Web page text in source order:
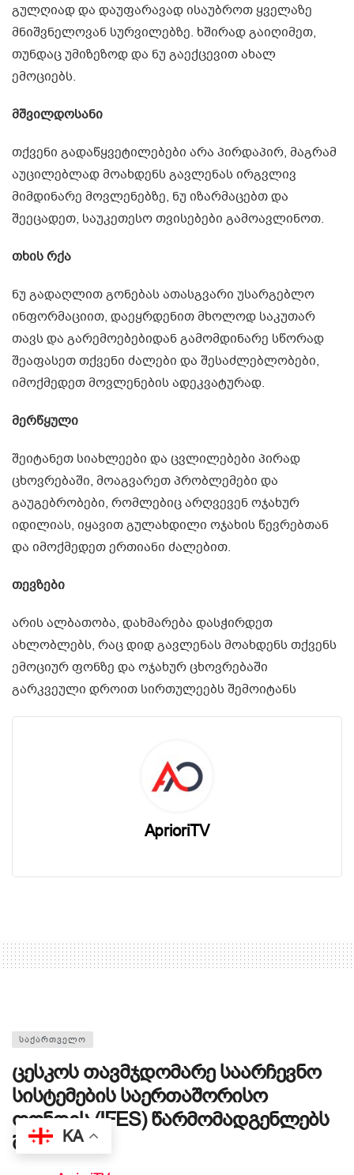
გულღიად და დაუფარავად ისაუბროთ ყველაზე
მნიშვნელოვან სურვილებზე. ხშირად გაიღიმეთ,
თუნდაც უმიზეზოდ და ნუ გაექცევით ახალ
ემოციებს.
მშვილდოსანი
თქვენი გადაწყვეტილებები არა პირდაპირ, მაგრამ
აუცილებლად მოახდენს გავლენას ირგვლივ
მიმდინარე მოვლენებზე, ნუ იზარმაცებთ და
შეეცადეთ, საუკეთესო თვისებები გამოავლინოთ.
თხის რქა
ნუ გადაღლით გონებას ათასგვარი უსარგებლო
ინფორმაციით, დაეყრდენით მხოლოდ საკუთარ
თავს და გარემოებებიდან გამომდინარე სწორად
შეაფასეთ თქვენი ძალები და შესაძლებლობები,
იმოქმედეთ მოვლენების ადეკვატურად.
მერწყული
შეიტანეთ სიახლეები და ცვლილებები პირად
ცხოვრებაში, მოაგვარეთ პრობლემები და
გაუგებრობები, რომლებიც არღვევენ ოჯახურ
იდილიას, იყავით გულახდილი ოჯახის წევრებთან
და იმოქმედეთ ერთიანი ძალებით.
თევზები
არის ალბათობა, დახმარება დასჭირდეთ
ახლობლებს, რაც დიდ გავლენას მოახდენს თქვენს
ემოციურ ფონზე და ოჯახურ ცხოვრებაში
გარკვეული დროით სირთულეებს შემოიტანს
AprioriTV
ᲡᲐᲥᲐᲠᲗᲕᲔᲚᲝ
ცესკოს თავმჯდომარე საარჩევნო
სისტემების საერთაშორისო
ფონდის (IFES) წარმომადგენლებს
შეხვდა
KA